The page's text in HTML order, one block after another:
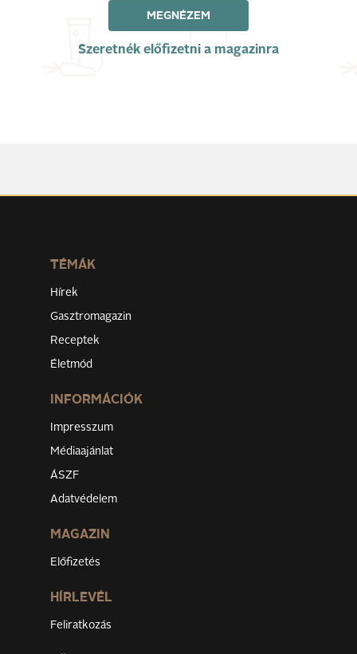
MEGNÉZEM
Szeretnék előfizetni a magazinra
TÉMÁK
Hírek
Gasztromagazin
Receptek
Életmód
INFORMÁCIÓK
Impresszum
Médiaajánlat
ÁSZF
Adatvédelem
MAGAZIN
Előfizetés
HÍRLEVÉL
Feliratkozás